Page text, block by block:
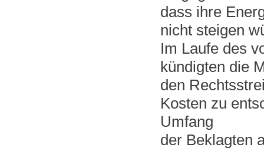
dass ihre
nicht steigen
Im Laufe des
kündigten die
den
Kosten zu
Umfang
der Beklagten